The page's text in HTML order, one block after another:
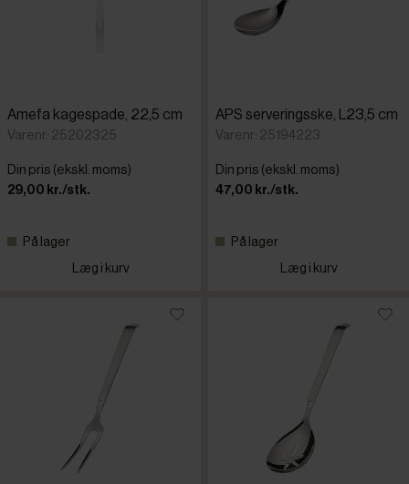
Amefa kagespade, 22,5 cm
Varenr: 25202325
Din pris (ekskl. moms)
29,00 kr./stk.
På lager
Læg i kurv
APS serveringsske, L23,5 cm
Varenr: 25194223
Din pris (ekskl. moms)
47,00 kr./stk.
På lager
Læg i kurv